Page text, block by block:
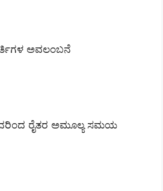
ಅವಲಂಬನೆ
ರೈತರ ಅಮೂಲ್ಯ ಸಮಯ